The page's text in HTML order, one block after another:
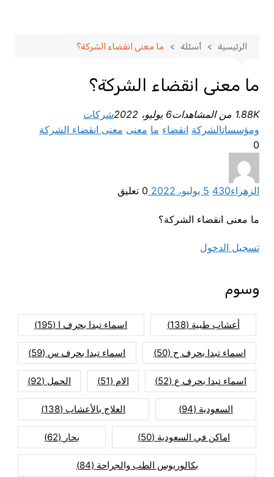
الرئيسية أسئلة ما معنى انقضاء الشركة؟
ما معنى انقضاء الشركة؟
1.88K من المشاهدات 6 يوليو، 2022
شركات
ومؤسساتالشركة انقضاء ما معنى معنى انقضاء الشركة
0
الزهراء430 5 يوليو، 2022 0 تعليق
ما معنى انقضاء الشركة؟
تسجيل الدخول
وسوم
أعشاب طبية (138) اسماء تبدا بحرف ا (195)
اسماء تبدا بحرف ح (50) اسماء تبدا بحرف س (59)
اسماء تبدا بحرف ع (52) الام (51) الحمل (92)
السعودية (94) العلاج بالأعشاب (138)
اماكن في السعودية (50) بحار (62)
بكالوريوس الطب والجراحة (84)